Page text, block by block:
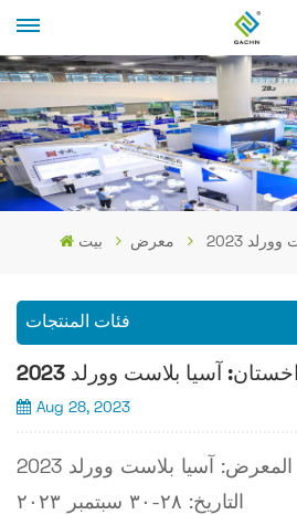
بيت معرض 2023
فئات المنتجات
آسيا بلاست وورلد 2023
Aug 28, 2023
آسيا بلاست وورلد 2023
التاريخ: ٢٨-٣٠ سبتمبر ٢٠٢٣